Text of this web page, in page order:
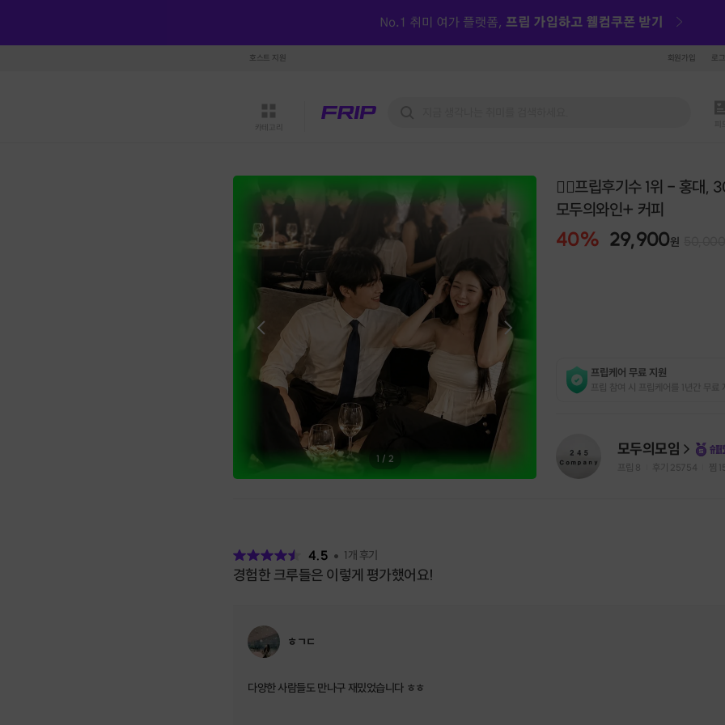
호스트 지원 회원가입 로
카테고리
1 / 2
❤️‍🔥프립후기수 1위 - 홍대,
모두의와인+ 커피
40% 29,900원
프립케어 무료 지원
프립 참여 시 프립케어를 1년간 무료
모두의모임
프립 8 후기 25754 찜
4.5 1개 후기
경험한 크루들은 이렇게 평가했어요!
ㅎㄱㄷ
다양한 사람들도 만나구 재밌었습니다 ㅎㅎ